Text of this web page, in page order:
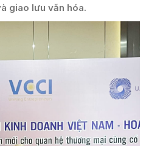
giao lưu văn hóa.